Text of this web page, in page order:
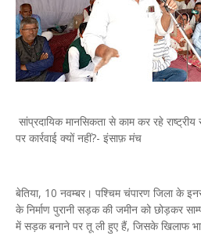
सांप्रदायिक मानसिकता से काम कर रहे राष्ट्रीय
पर कार्रवाई क्यों नहीं?- इंसाफ़ मंच
बेतिया, 10 नवम्बर। पश्चिम चंपारण जिला के
के निर्माण पुरानी सड़क की जमीन को छोड़कर
में सड़क बनाने पर तू ली हुए हैं, जिसके खिलाफ